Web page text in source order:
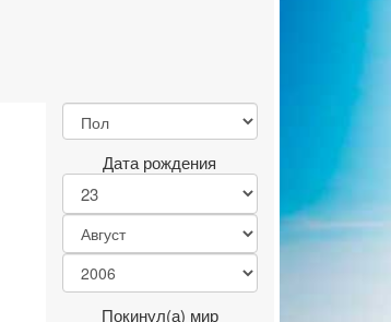
Дата рождения
Покинул(а) мир